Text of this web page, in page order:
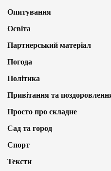
Опитування
Освіта
Партнерський матеріал
Погода
Політика
Привітання та
Просто про складне
Сад та город
Спорт
Тексти